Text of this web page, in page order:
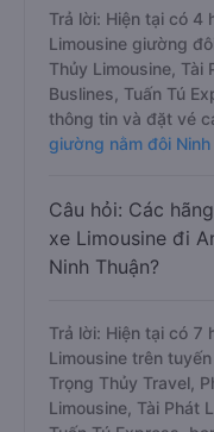
Bình Định dành
phòng đôi không?
Trả lời: Hiện tại có 4
Limousine giường
Thủy Limousine, Tài
thông tin và đặt vé
giường nằm đôi
xe Limousine đi
Ninh Thuận?
Trả lời: Hiện tại có 7